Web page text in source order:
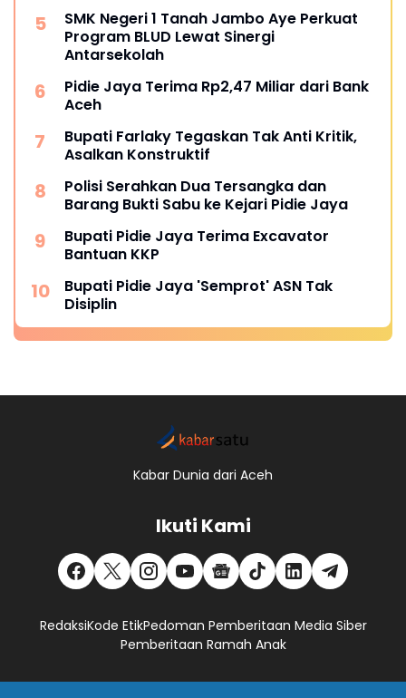
SMK Negeri 1 Tanah Jambo Aye Perkuat
Program BLUD Lewat Sinergi
Antarsekolah
Pidie Jaya Terima Rp2,47 Miliar dari Bank
Aceh
Bupati Farlaky Tegaskan Tak Anti Kritik,
Asalkan Konstruktif
Polisi Serahkan Dua Tersangka dan
Barang Bukti Sabu ke Kejari Pidie Jaya
Bupati Pidie Jaya Terima Excavator
Bantuan KKP
Bupati Pidie Jaya 'Semprot' ASN Tak
Disiplin
Kabar Dunia dari Aceh
Ikuti Kami
RedaksiKode EtikPedoman Pemberitaan Media Siber
Pemberitaan Ramah Anak